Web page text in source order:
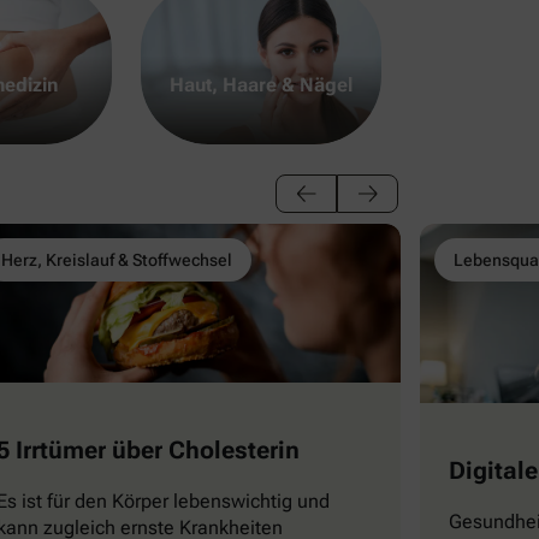
Haut, Haare & Nägel
Herz, Kreislauf & Stoffwechsel
Irrtümer über Cholesterin
ist für den Körper lebenswichtig und
zugleich ernste Krankheiten